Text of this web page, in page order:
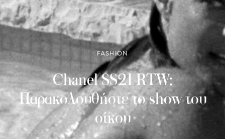
FASHION
Chanel SS21 RTW:
Παρακολουθήστε τo show του
οίκου